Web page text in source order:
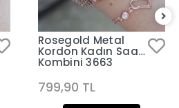
Rosegold Metal
Kordon Kadın Saat
Kombini 3663
799,90 TL